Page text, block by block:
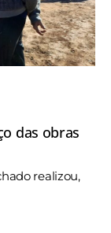
das obras
realizou,